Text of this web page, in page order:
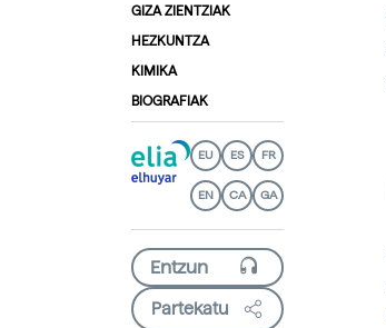
GIZA ZIENTZIAK
HEZKUNTZA
KIMIKA
BIOGRAFIAK
EU ES FR
EN CA GA
Partekatu